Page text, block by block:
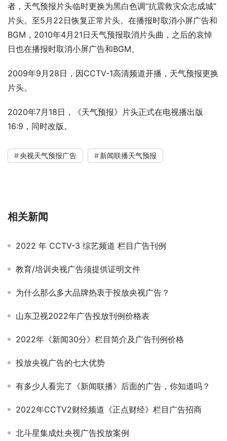
者，天气预报片头临时更换为黑白色调“抗震救灾众志成城”
片头。至5月22日恢复正常片头。在播报时取消小屏广告和
BGM，2010年4月21日天气预报取消片头曲，之后的哀悼
日也在播报时取消小屏广告和BGM。
2009年9月28日，因CCTV-1高清频道开播，天气预报更换
片头。
2020年7月18日，《天气预报》片头正式在电视播出版
16:9，同时改版。
央视天气预报广告 新闻联播天气预报
相关新闻
2022 年 CCTV-3 综艺频道 栏目广告刊例
教育/培训央视广告须提供证明文件
为什么那么多大品牌热衷于投放央视广告？
山东卫视2022年广告投放刊例价格表
2022年《新闻30分》栏目简介及广告刊例价格
投放央视广告的七大优势
有多少人看完了《新闻联播》后面的广告，你知道吗？
2022年CCTV2财经频道《正点财经》栏目广告招商
北斗星集成灶央视广告投放案例